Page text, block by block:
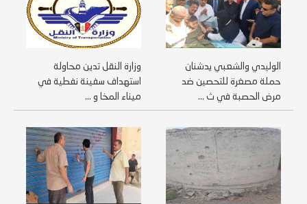
الوليدي والشعبي يدشنان
حملة مصغرة للتحصين ضد
مرض الحصبة في ث ...
وزارة النقل تدين محاولة
استهداف سفينة نفطية في
ميناء المخا و ...